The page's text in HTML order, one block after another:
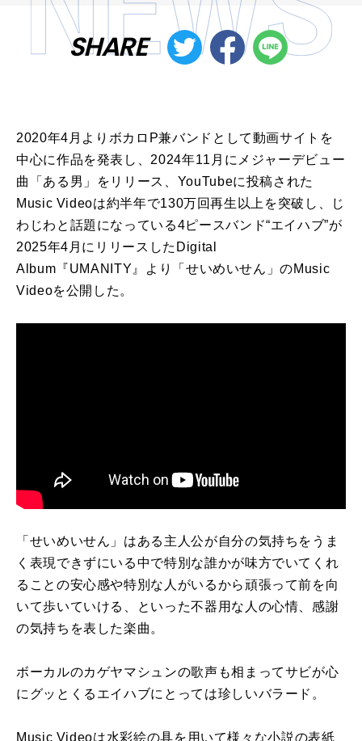
SHARE
2020年4月よりボカロP兼バンドとして動画サイトを
中心に作品を発表し、2024年11月にメジャーデビュー
曲「ある男」をリリース、YouTubeに投稿された
Music Videoは約半年で130万回再生以上を突破し、じ
わじわと話題になっている4ピースバンド“エイハブ”が
2025年4月にリリースしたDigital
Album『UMANITY』より「せいめいせん」のMusic
Videoを公開した。
「せいめいせん」はある主人公が自分の気持ちをうま
く表現できずにいる中で特別な誰かが味方でいてくれ
ることの安心感や特別な人がいるから頑張って前を向
いて歩いていける、といった不器用な人の心情、感謝
の気持ちを表した楽曲。
ボーカルのカゲヤマシュンの歌声も相まってサビが心
にグッとくるエイハブにとっては珍しいバラード。
Music Videoは水彩絵の具を用いて様々な小説の表紙